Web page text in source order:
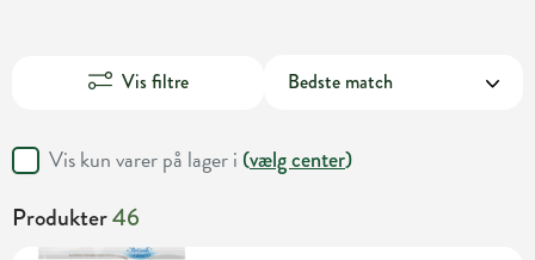
Vis filtre
Vis kun varer på lager i (vælg center)
Produkter46